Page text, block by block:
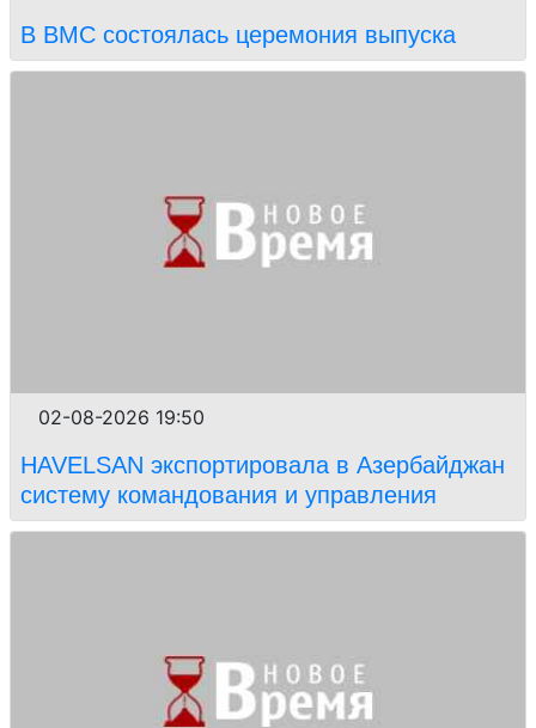
В ВМС состоялась церемония выпуска
02-08-2026 19:50
HAVELSAN экспортировала в Азербайджан
систему командования и управления